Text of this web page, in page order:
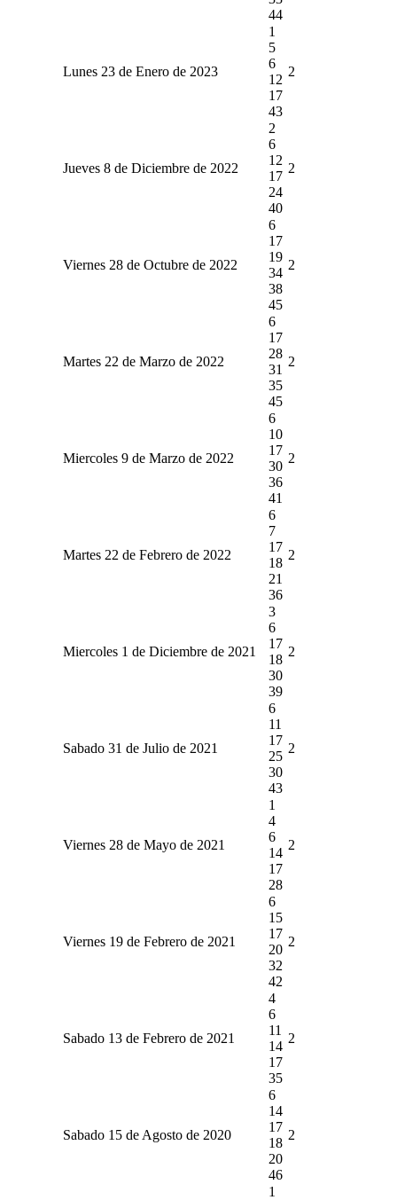
44
Lunes 23 de Enero de 2023
1
5
6
12
17
43
2
Jueves 8 de Diciembre de 2022
2
6
12
17
24
40
2
Viernes 28 de Octubre de 2022
6
17
19
34
38
45
2
Martes 22 de Marzo de 2022
6
17
28
31
35
45
2
Miercoles 9 de Marzo de 2022
6
10
17
30
36
41
2
Martes 22 de Febrero de 2022
6
7
17
18
21
36
2
Miercoles 1 de Diciembre de 2021
3
6
17
18
30
39
2
Sabado 31 de Julio de 2021
6
11
17
25
30
43
2
Viernes 28 de Mayo de 2021
1
4
6
14
17
28
2
Viernes 19 de Febrero de 2021
6
15
17
20
32
42
2
Sabado 13 de Febrero de 2021
4
6
11
14
17
35
2
Sabado 15 de Agosto de 2020
6
14
17
18
20
46
2
1